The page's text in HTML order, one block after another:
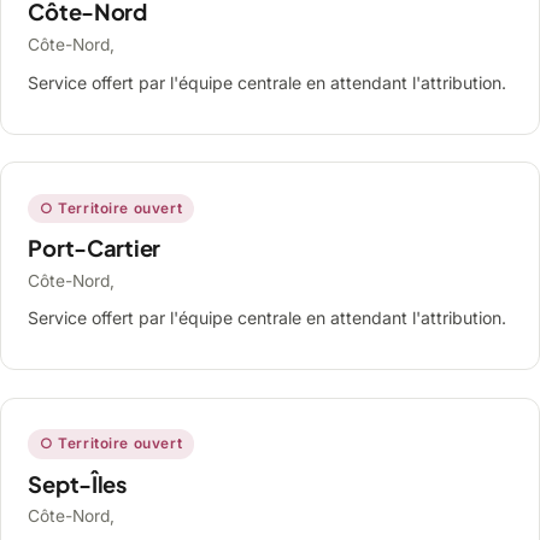
Côte-Nord
Côte-Nord,
Service offert par l'équipe centrale en attendant l'attribution.
○ Territoire ouvert
Port-Cartier
Côte-Nord,
Service offert par l'équipe centrale en attendant l'attribution.
○ Territoire ouvert
Sept-Îles
Côte-Nord,